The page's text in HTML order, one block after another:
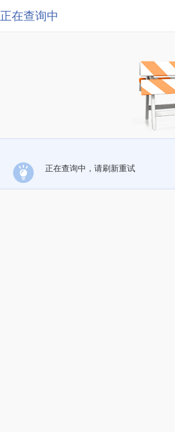
正在查询中
正在查询中，请刷新重试